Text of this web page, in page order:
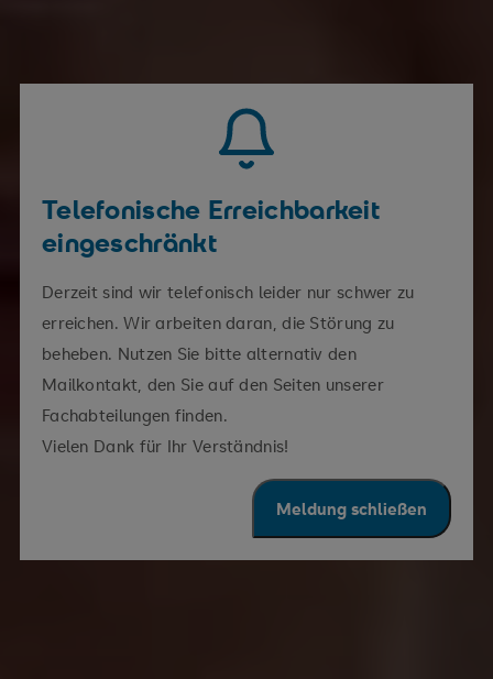
Telefonische Erreichbarkeit
eingeschränkt
Derzeit sind wir telefonisch leider nur schwer zu
erreichen. Wir arbeiten daran, die Störung zu
beheben. Nutzen Sie bitte alternativ den
Mailkontakt, den Sie auf den Seiten unserer
Fachabteilungen finden.
Vielen Dank für Ihr Verständnis!
Meldung schließen